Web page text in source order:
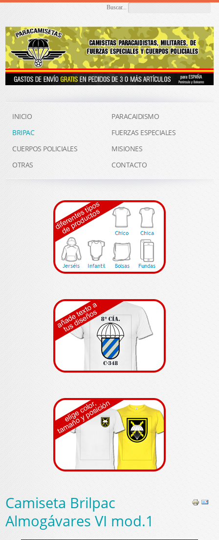
Buscar...
INICIO
PARACAIDISMO
BRIPAC
FUERZAS ESPECIALES
CUERPOS POLICIALES
MISIONES
OTRAS
CONTACTO
Camiseta Brilpac
Almogávares VI mod.1